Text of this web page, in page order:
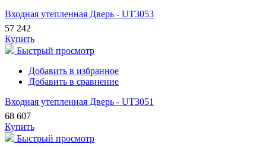
Входная утепленная Дверь - UT3053
57 242
Купить
Быстрый просмотр
Добавить в избранное
Добавить в сравнение
Входная утепленная Дверь - UT3051
68 607
Купить
Быстрый просмотр